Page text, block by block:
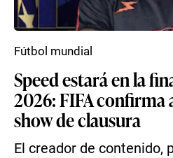
Speed estará en la
2026: FIFA confirma
show de clausura
El creador de contenido,
Fútbol mundial